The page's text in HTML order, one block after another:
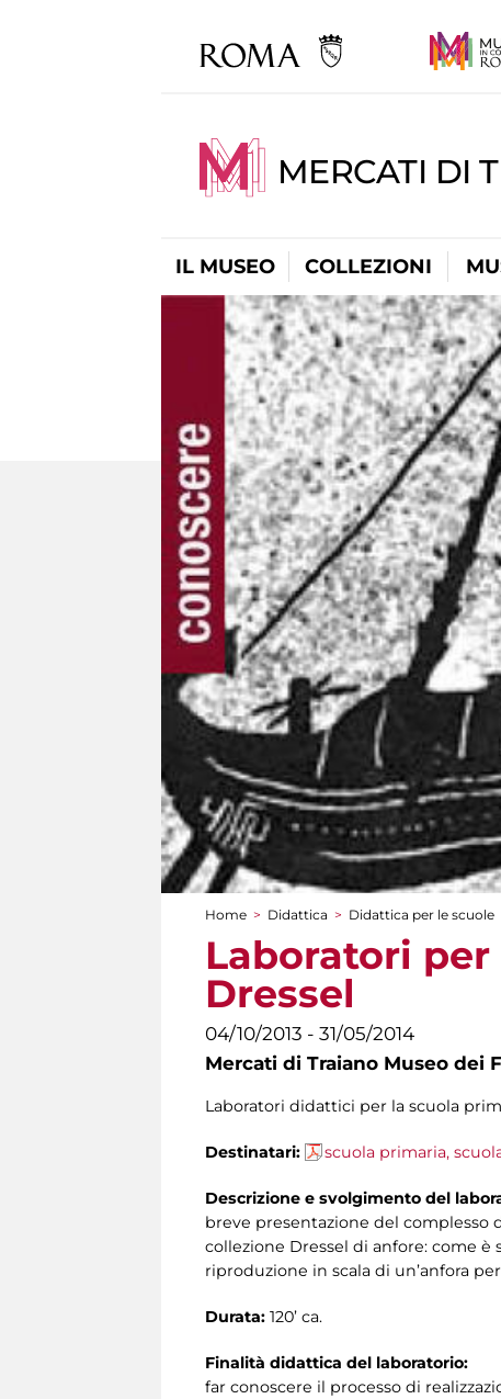
MERCATI DI
IL MUSEO COLLEZIONI
Tu sei qui
Home > Didattica > Didattica per le scuole
Laboratori
Dressel
04/10/2013 - 31/05/2014
Mercati di Traiano Museo dei
Laboratori didattici per la scuola
Destinatari: scuola primaria,
Descrizione e svolgimento del
breve presentazione del complesso
collezione Dressel di anfore: come
riproduzione in scala di un’anfora
Durata: 120’ ca.
Finalità didattica del laboratorio:
far conoscere il processo di